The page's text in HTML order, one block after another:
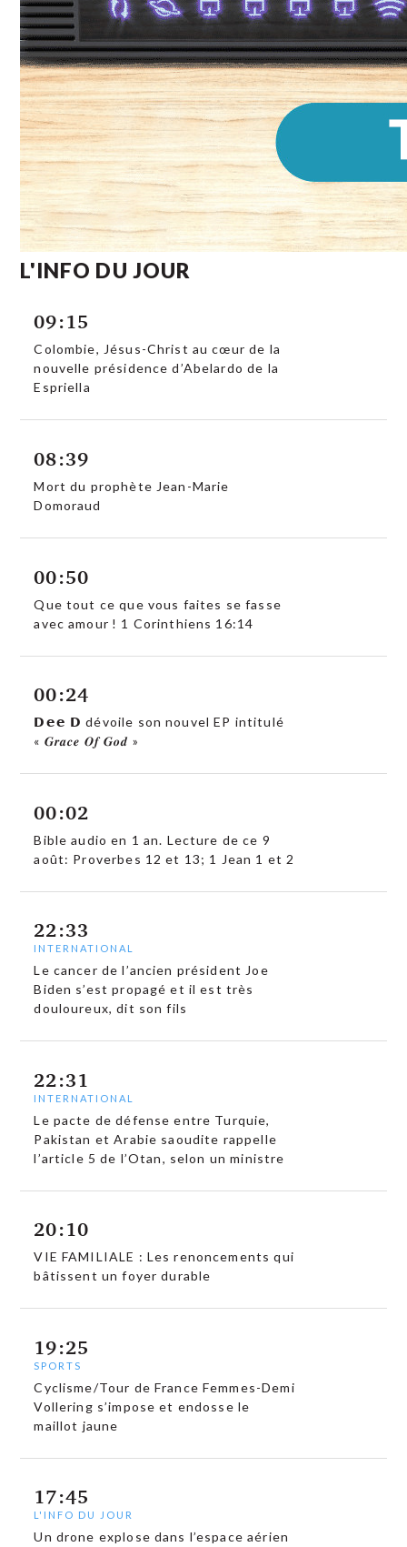
L'INFO DU JOUR
09:15
Colombie, Jésus-Christ au cœur de la
nouvelle présidence d’Abelardo de la
Espriella
08:39
Mort du prophète Jean-Marie
Domoraud
00:50
Que tout ce que vous faites se fasse
avec amour ! 1 Corinthiens 16:14
00:24
𝗗𝗲𝗲 𝗗 dévoile son nouvel EP intitulé
« 𝑮𝒓𝒂𝒄𝒆 𝑶𝒇 𝑮𝒐𝒅 »
00:02
Bible audio en 1 an. Lecture de ce 9
août: Proverbes 12 et 13; 1 Jean 1 et 2
22:33
INTERNATIONAL
Le cancer de l’ancien président Joe
Biden s’est propagé et il est très
douloureux, dit son fils
22:31
INTERNATIONAL
Le pacte de défense entre Turquie,
Pakistan et Arabie saoudite rappelle
l’article 5 de l’Otan, selon un ministre
20:10
VIE FAMILIALE : Les renoncements qui
bâtissent un foyer durable
19:25
SPORTS
Cyclisme/Tour de France Femmes-Demi
Vollering s’impose et endosse le
maillot jaune
17:45
L'INFO DU JOUR
Un drone explose dans l’espace aérien